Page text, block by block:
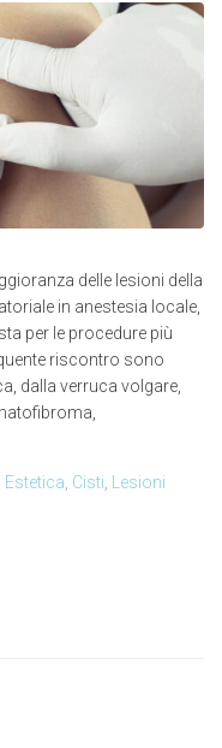
delle lesioni della
in anestesia locale,
per le procedure più
riscontro sono
dalla verruca volgare,
Estetica Cisti
Lesioni